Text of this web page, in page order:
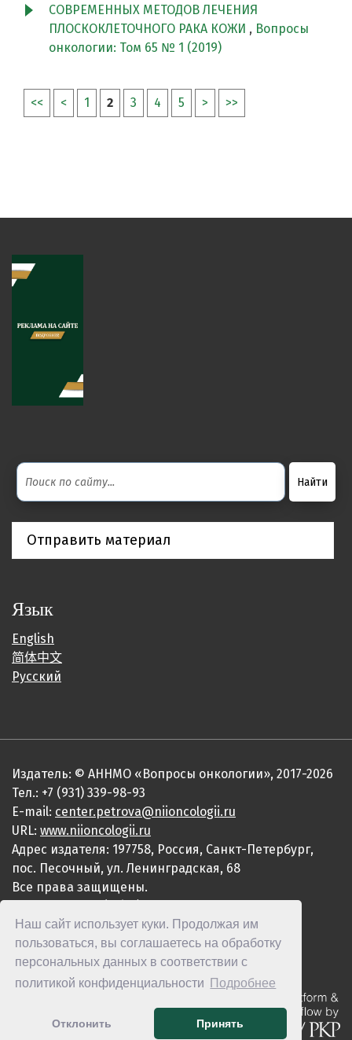
Наш сайт использует куки. Продолжая им
пользоваться, вы соглашаетесь на обработку
персональных данных в соответствии с
политикой конфиденциальности
Подробнее
Отклонить Принять
СОВРЕМЕННЫХ МЕТОДОВ ЛЕЧЕНИЯ
ПЛОСКОКЛЕТОЧНОГО РАКА КОЖИ , Вопросы
онкологии: Том 65 № 1 (2019)
<< < 1 2 3 4 5 > >>
Отправить материал
Язык
English
简体中文
Русский
Издатель: © АННМО «Вопросы онкологии», 2017-2026
Тел.: +7 (931) 339-98-93
E-mail: center.petrova@niioncologii.ru
URL: www.niioncologii.ru
Адрес издателя: 197758, Россия, Санкт-Петербург,
пос. Песочный, ул. Ленинградская, 68
Все права защищены.
ISSN 2949-4915 (Online)